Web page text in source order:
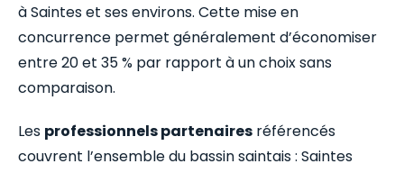
à Saintes et ses environs. Cette mise en
concurrence permet généralement d’économiser
entre 20 et 35 % par rapport à un choix sans
comparaison.
Les professionnels partenaires référencés
couvrent l’ensemble du bassin saintais : Saintes